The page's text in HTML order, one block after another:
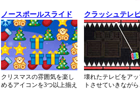
ノースポールスライド
クリスマスの雰囲気を楽し
めるアイコンを3つ以上揃え
クラッシュテレ
壊れたテレビをア
トさせていきなが